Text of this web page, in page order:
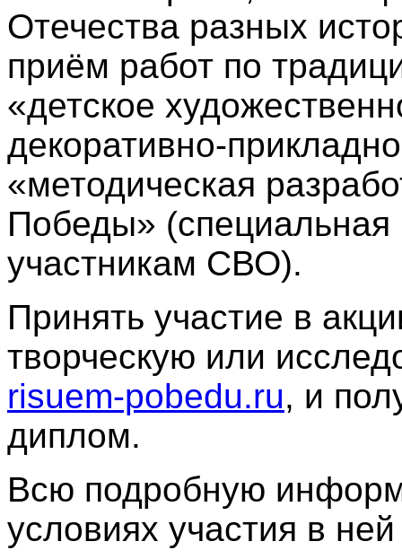
Отечества разных
приём работ по
«детское
декоративно-
«методическая
Победы»
участникам СВО).
Принять участие в
творческую или
risuem-pobedu.ru, и
диплом.
Всю подробную
условиях участия в